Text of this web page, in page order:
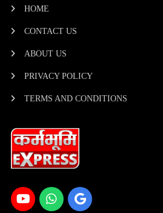
HOME
CONTACT US
ABOUT US
PRIVACY POLICY
TERMS AND CONDITIONS